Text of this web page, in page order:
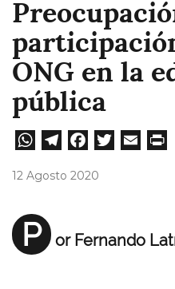
ONG en la
pública
W
A
pp
Te
m
Fa
12 Agosto 2020
P or Fernando